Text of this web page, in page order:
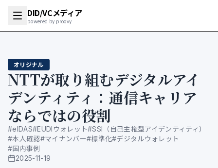
DID/VCメディア
powered by proovy
オリジナル
NTTが取り組むデジタルアイ
デンティティ：通信キャリア
ならではの役割
#eIDAS#EUDIウォレット#SSI（自己主権型アイデンティティ）
#本人確認#マイナンバー#標準化#デジタルウォレット
#国内事例
公開日
2025-11-19